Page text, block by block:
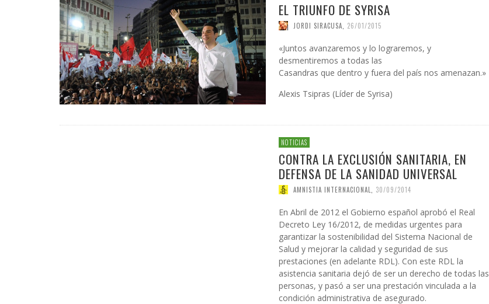
EL TRIUNFO DE SYRISA
JORDI SIRACUSA 26/01/2015
«Juntos avanzaremos y lo lograremos, y
desmentiremos a todas las
Casandras que dentro y fuera del país nos amenazan.»
Alexis Tsipras (Líder de Syrisa)
NOTICIAS
CONTRA LA EXCLUSIÓN SANITARIA, EN
DEFENSA DE LA SANIDAD UNIVERSAL
AMNISTIA INTERNACIONAL 30/09/2014
En Abril de 2012 el Gobierno español aprobó el Real
Decreto Ley 16/2012, de medidas urgentes para
garantizar la sostenibilidad del Sistema Nacional de
Salud y mejorar la calidad y seguridad de sus
prestaciones (en adelante RDL). Con este RDL la
asistencia sanitaria dejó de ser un derecho de todas las
personas, y pasó a ser una prestación vinculada a la
condición administrativa de asegurado.